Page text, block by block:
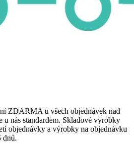
ZDARMA u všech objednávek nad
nás standardem. Skladové výrobky
objednávky a výrobky na objednávku
dnů.